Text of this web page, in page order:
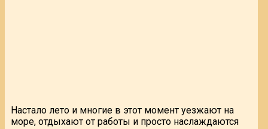
Настало лето и многие в этот момент уезжают на
море, отдыхают от работы и просто наслаждаются